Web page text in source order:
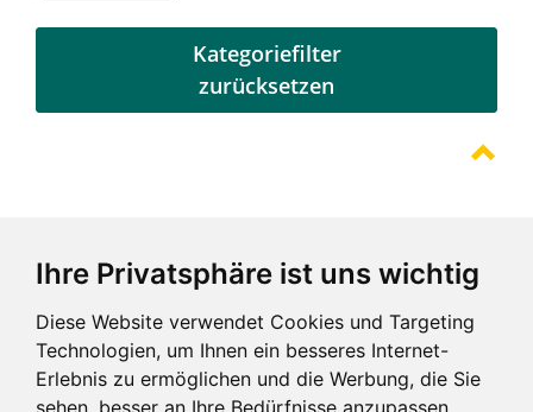
Ihre Privatsphäre ist uns wichtig
Diese Website verwendet Cookies und Targeting
Technologien, um Ihnen ein besseres Internet-
Erlebnis zu ermöglichen und die Werbung, die Sie
sehen, besser an Ihre Bedürfnisse anzupassen.
Kategoriefilter
zurücksetzen